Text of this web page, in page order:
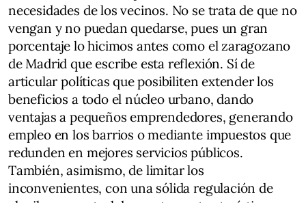
necesidades de los vecinos. No se trata de que no
vengan y no puedan quedarse, pues un gran
porcentaje lo hicimos antes como el zaragozano
de Madrid que escribe esta reflexión. Sí de
articular políticas que posibiliten extender los
beneficios a todo el núcleo urbano, dando
ventajas a pequeños emprendedores, generando
empleo en los barrios o mediante impuestos que
redunden en mejores servicios públicos.
También, asimismo, de limitar los
inconvenientes, con una sólida regulación de